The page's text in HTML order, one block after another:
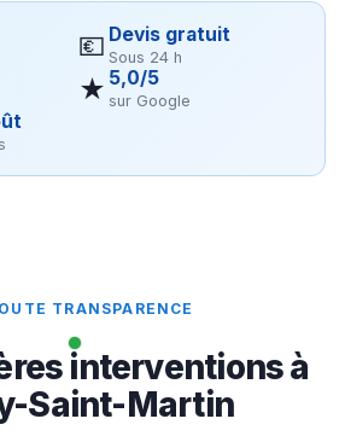
💶 Devis gratuit
Sous 24 h
★ 5,0/5
sur Google
TRANSPARENCE
interventions à
Saint-Martin